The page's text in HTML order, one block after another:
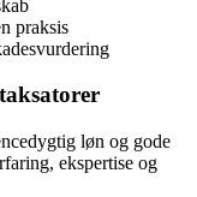
praksis
løn og gode
ekspertise og